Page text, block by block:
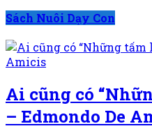
Sách Nuôi Dạy Con
Ai cũng có
– Edmondo De